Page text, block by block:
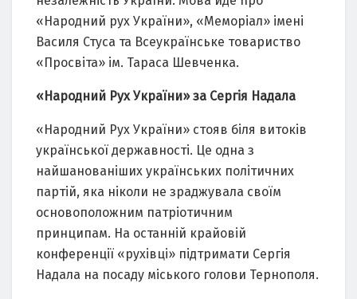
«Народний рух України», «Меморіал» імені
Василя Стуса та Всеукраїнське товариство
«Просвіта» ім. Тараса Шевченка.
«Народний Рух України» за Сергія Надала
«Народний Рух України» стояв біля витоків
української державності. Це одна з
найшанованіших українських політичних
партій, яка ніколи не зраджувала своїм
основоположним патріотичним
принципам. На останній крайовій
конференції «рухівці» підтримати Сергія
Надала на посаду міського голови Тернополя.